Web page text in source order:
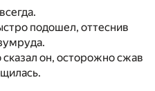
подошел, оттеснив
сказал он, осторожно сжав